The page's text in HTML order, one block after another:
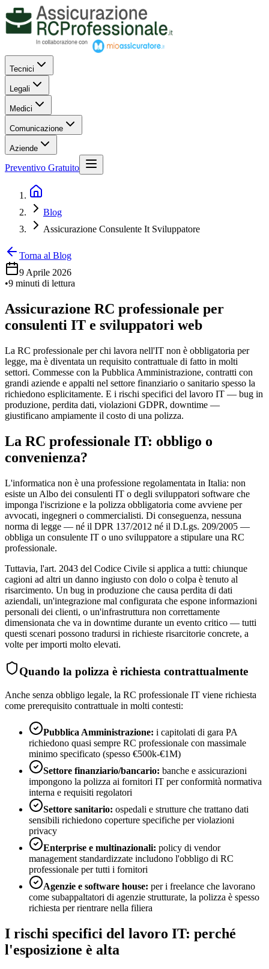
Tecnici
Legali
Medici
Comunicazione
Aziende
Preventivo Gratuito
Blog
Assicurazione Consulente It Sviluppatore
Torna al Blog
9 Aprile 2026
•9 minuti di lettura
Assicurazione RC professionale per
consulenti IT e sviluppatori web
La RC professionale per chi lavora nell'IT non è obbligatoria per
legge, ma è diventata un requisito contrattuale di fatto in molti
settori. Commesse con la Pubblica Amministrazione, contratti con
grandi aziende e appalti nel settore finanziario o sanitario spesso la
richiedono esplicitamente. E i rischi specifici del lavoro IT — bug in
produzione, perdita dati, violazioni GDPR, downtime —
giustificano ampiamente il costo di una polizza.
La RC professionale IT: obbligo o
convenienza?
L'informatica non è una professione regolamentata in Italia: non
esiste un Albo dei consulenti IT o degli sviluppatori software che
imponga l'iscrizione e la polizza obbligatoria come avviene per
avvocati, ingegneri o commercialisti. Di conseguenza, nessuna
norma di legge — né il DPR 137/2012 né il D.Lgs. 209/2005 —
obbliga un consulente IT o uno sviluppatore a stipulare una RC
professionale.
Tuttavia, l'art. 2043 del Codice Civile si applica a tutti: chiunque
cagioni ad altri un danno ingiusto con dolo o colpa è tenuto al
risarcimento. Un bug in produzione che causa perdita di dati
aziendali, un'integrazione mal configurata che espone informazioni
personali dei clienti, o un'infrastruttura non correttamente
dimensionata che va in downtime durante un evento critico — tutti
questi scenari possono tradursi in richieste risarcitorie concrete, a
volte per importi molto elevati.
Quando la polizza è richiesta contrattualmente
Anche senza obbligo legale, la RC professionale IT viene richiesta
come prerequisito contrattuale in molti contesti:
Pubblica Amministrazione: i capitolati di gara PA
richiedono quasi sempre RC professionale con massimale
minimo specificato (spesso €500k-€1M)
Settore finanziario/bancario: banche e assicurazioni
impongono la polizza ai fornitori IT per conformità normativa
interna e requisiti regolatori
Settore sanitario: ospedali e strutture che trattano dati
sensibili richiedono coperture specifiche per violazioni
privacy
Enterprise e multinazionali: policy di vendor
management standardizzate includono l'obbligo di RC
professionale per tutti i fornitori
Agenzie e software house: per i freelance che lavorano
come subappaltatori di agenzie strutturate, la polizza è spesso
richiesta per rientrare nella filiera
I rischi specifici del lavoro IT: perché
l'esposizione è alta